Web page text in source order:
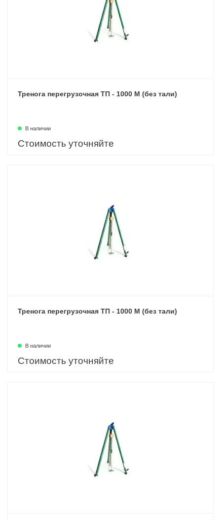
Тренога перегрузочная ТП - 1000 М (без тали)
В наличии
Стоимость уточняйте
Тренога перегрузочная ТП - 1000 М (без тали)
В наличии
Стоимость уточняйте